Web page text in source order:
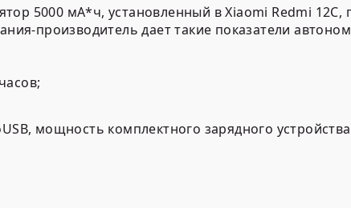
5000 мА*ч, установленный в Xiaomi Redmi 12C,
производитель дает такие показатели
мощность комплектного зарядного устройства